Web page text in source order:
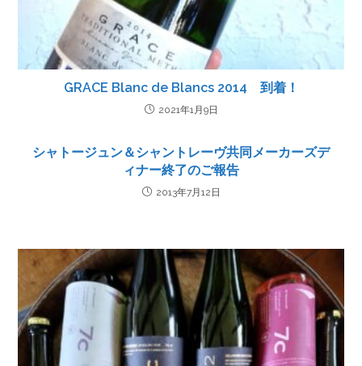
GRACE Blanc de Blancs 2014 到着！
2021年1月9日
シャトージュン＆シャントレーヴ共同メーカーズデ
ィナー終了のご報告
2013年7月12日